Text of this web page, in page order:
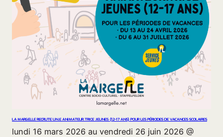
LA MARGELLE RECRUTE UN.E ANIMATEUR.TRICE JEUNES (12-17 ANS) POUR LES PÉRIODES DE VACANCES SCOLAIRES
lundi 16 mars 2026 au vendredi 26 juin 2026 @